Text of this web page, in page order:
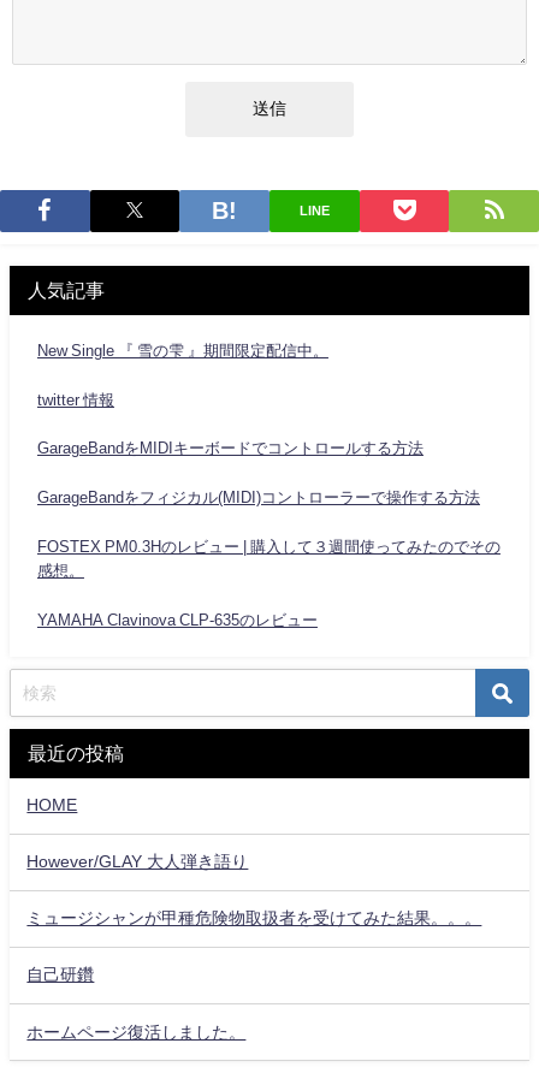
LINE
人気記事
New Single 『 雪の雫 』期間限定配信中。
twitter 情報
GarageBandをMIDIキーボードでコントロールする方法
GarageBandをフィジカル(MIDI)コントローラーで操作する方法
FOSTEX PM0.3Hのレビュー | 購入して３週間使ってみたのでその
感想。
YAMAHA Clavinova CLP-635のレビュー
最近の投稿
HOME
However/GLAY 大人弾き語り
ミュージシャンが甲種危険物取扱者を受けてみた結果。。。
自己研鑽
ホームページ復活しました。